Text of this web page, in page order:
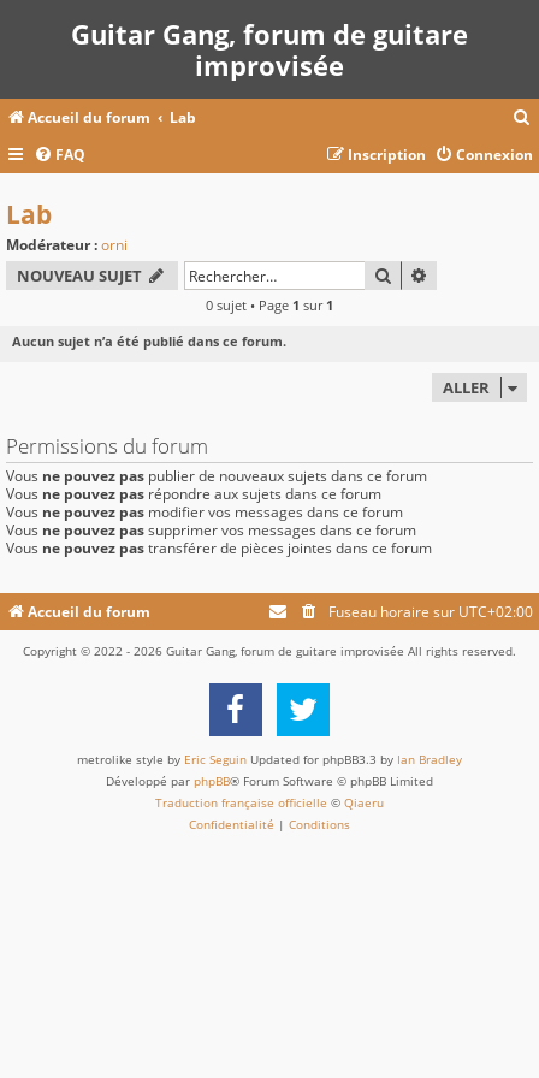
Guitar Gang, forum de guitare
improvisée
Accueil du forum Lab
c
FAQ Connexion
Inscription
Lab
Modérateur :orni
NOUVEAU SUJET RECHERCHER
0 sujet • Page 1 sur 1
Aucun sujet n’a été publié dans ce forum.
ALLER
Permissions du forum
Vous ne pouvez pas publier de nouveaux sujets dans ce forum
Vous ne pouvez pas répondre aux sujets dans ce forum
Vous ne pouvez pas modifier vos messages dans ce forum
Vous ne pouvez passupprimer vos messages dans ce forum
Vous ne pouvez pastransférer de pièces jointes dans ce forum
Accueil du forum Fuseau horaire sur UTC+02:00
Copyright © 2022 - 2026 Guitar Gang, forum de guitare improvisée All rights reserved.
metrolike style by Eric Seguin Updated for phpBB3.3 by Ian Bradley
Développé par phpBB® Forum Software © phpBB Limited
Traduction française officielle © Qiaeru
Confidentialité | Conditions